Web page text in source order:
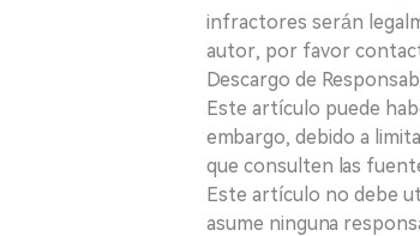
infractores serán
autor, por favor
Descargo de
Este artículo puede
embargo, debido a
que consulten las
Este artículo no debe
asume ninguna